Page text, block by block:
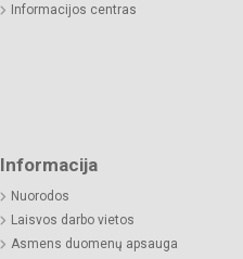
Informacijos centras
Informacija
Nuorodos
Laisvos darbo vietos
Asmens duomenų apsauga